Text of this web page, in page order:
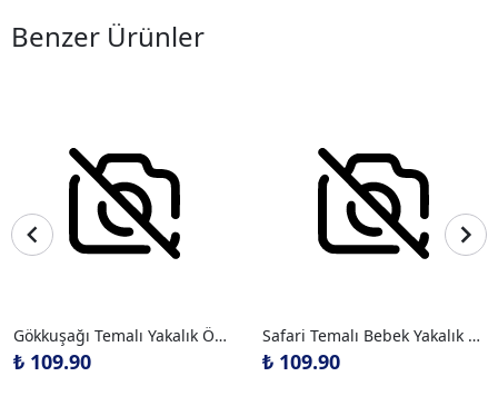
Benzer Ürünler
Gökkuşağı Temalı Yakalık Önlük
₺ 109.90
Safari Temalı Bebek Yakalık Önlük
₺ 109.90